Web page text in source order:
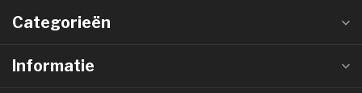
Categorieën
Informatie